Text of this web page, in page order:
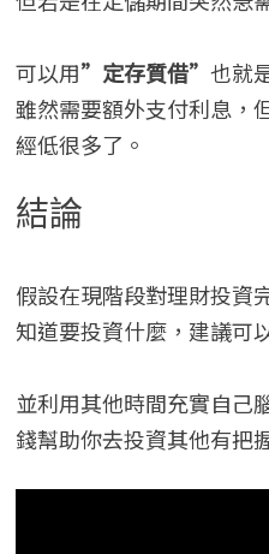
可以用”定存質借” 也就
雖然需要額外支付利息，
經低很多了。
結論
假設在現階段對理財投資
知道要投資什麼，建議可
並利用其他時間充實自己
錢幫助你去投資其他有把